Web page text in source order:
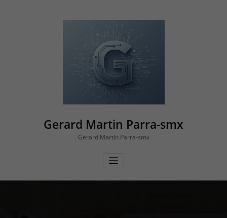
Gerard Martin Parra-smx
Gerard Martin Parra-smx